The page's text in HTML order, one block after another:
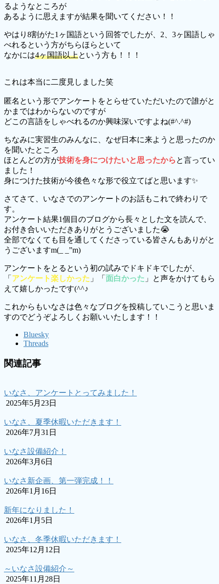
るようなところが
あるように思えますが結果を聞いてください！！
やはり8割がた1ヶ国語という回答でしたが、2、3ヶ国語しゃ
べれるという方がちらほらといて
なかには4ヶ国語以上という方も！！！
これは本当に二度見しました笑
匿名という形でアンケートをとらせていただいたので誰がと
かまではわからないのですが
どこの言語をしゃべれるのか興味深いですよね(#^.^#)
ちなみに実習生のみんなに、なぜ日本に来ようと思ったのか
を聞いたところ
ほとんどの方が技術を身につけたいと思ったから と言ってい
ました！
身につけた技術が今後色々な形で役立てばと思います✨
さてさて、いなさでのアンケートのお話もこれで終わりで
す。
アンケート結果1個目のブログから長々とした文を読んで、
お付き合いいただきありがとうございました😭
全部でなくても目を通してくださっている皆さんもありがと
うございますm(_ _”m)
アンケートをとるという初の試みでドキドキでしたが、
「 アンケート楽しかった 」「 面白かった 」と声をかけてもら
えて嬉しかったです(^^♪
これからもいなさは色々なブログを投稿していこうと思いま
すのでどうぞよろしくお願いいたします！！
Bluesky
Threads
関連記事
いなさ、アンケートとってみました！
2025年5月23日
いなさ、夏季休暇いただきます！
2026年7月31日
いなさ設備紹介！
2026年3月6日
いなさ新企画、第一弾完成！！
2026年1月16日
新年になりました！
2026年1月5日
いなさ、冬季休暇いただきます！
2025年12月12日
～いなさ設備紹介～
2025年11月28日